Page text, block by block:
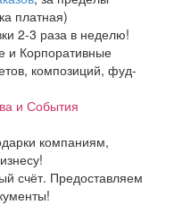
платная)
2-3 раза в неделю!
и Корпоративные
композиций, фуд-
и События
компаниям,
счёт. Предоставляем